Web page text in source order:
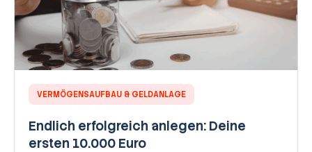
VERMÖGENSAUFBAU & GELDANLAGE
Endlich erfolgreich anlegen: Deine
ersten 10.000 Euro